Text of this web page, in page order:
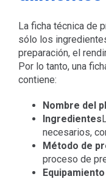
La ficha técnica de
sólo los
preparación, el
Por lo tanto, una
contiene:
Nombre del
Ingredientes
necesarios,
Método de
proceso de